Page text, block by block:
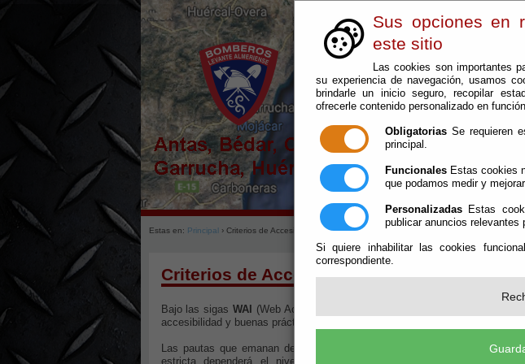
Sus opciones en
este sitio
Las cookies son importantes
su experiencia de navegación, usamos
brindarle un inicio seguro, recopilar
ofrecerle contenido personalizado en
Obligatorias Se requieren
principal.
Funcionales Estas cookies
que podamos medir y
Personalizadas Estas
publicar anuncios relevantes
Si quiere inhabilitar las cookies
correspondiente.
Estas en: Principal› Criterios de Accesibilidad
Criterios de Accesibilidad
Bajo las sigasWAI
(Web Accesibility Initiative) se encuentra la normativa
accesibilidad y buenas prácticas encaminadas a salvaguardar y asegurar la
Las pautas que emanan de las Web Content Accessibility Guidelines
estricta dependerá el nivel de accesibilidad de los documentos del